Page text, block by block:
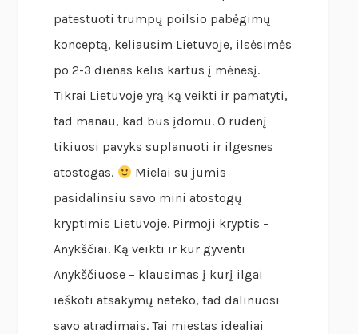
patestuoti trumpų poilsio pabėgimų
konceptą, keliausim Lietuvoje, ilsėsimės
po 2-3 dienas kelis kartus į mėnesį.
Tikrai Lietuvoje yrą ką veikti ir pamatyti,
tad manau, kad bus įdomu. O rudenį
tikiuosi pavyks suplanuoti ir ilgesnes
atostogas.
Mielai su jumis
pasidalinsiu savo mini atostogų
kryptimis Lietuvoje. Pirmoji kryptis –
Anykščiai. Ką veikti ir kur gyventi
Anykščiuose – klausimas į kurį ilgai
ieškoti atsakymų neteko, tad dalinuosi
savo atradimais. Tai miestas idealiai